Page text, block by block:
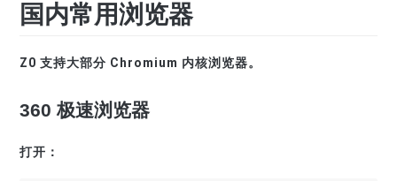
国内常用浏览器
Z0 支持大部分 Chromium 内核浏览器。
360 极速浏览器
打开：